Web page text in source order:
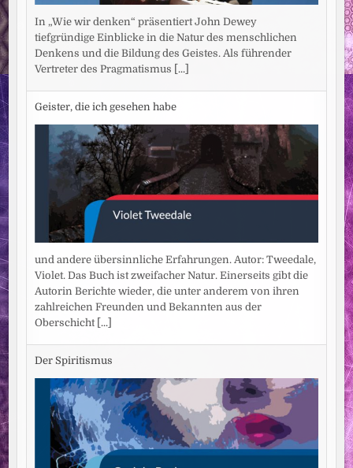
In „Wie wir denken“ präsentiert John Dewey
tiefgründige Einblicke in die Natur des menschlichen
Denkens und die Bildung des Geistes. Als führender
Vertreter des Pragmatismus [...]
Geister, die ich gesehen habe
und andere übersinnliche Erfahrungen. Autor: Tweedale,
Violet. Das Buch ist zweifacher Natur. Einerseits gibt die
Autorin Berichte wieder, die unter anderem von ihren
zahlreichen Freunden und Bekannten aus der
Oberschicht [...]
Der Spiritismus